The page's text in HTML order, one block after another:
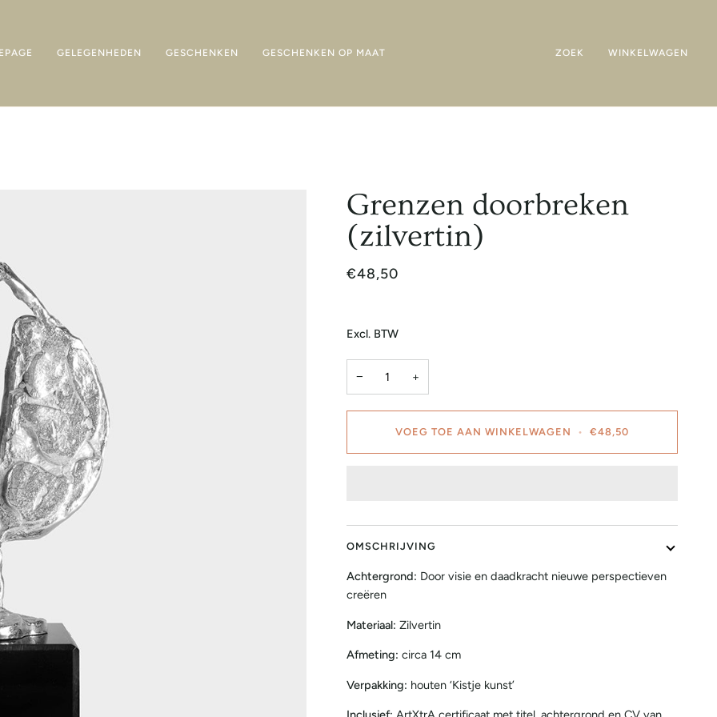
GELEGENHEDEN GESCHENKEN GESCHENKEN OP MAAT ZOEK WINKELWAGEN
Grenzen doorbreken
(zilvertin)
€48,50
Excl. BTW
− +
VOEG TOE AAN WINKELWAGEN • €48,50
OMSCHRIJVING
Achtergrond: Door visie en daadkracht nieuwe perspectieven
creëren
Materiaal: Zilvertin
Afmeting: circa 14 cm
Verpakking: houten ‘Kistje kunst’